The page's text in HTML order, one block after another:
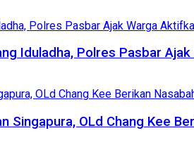
Iduladha, Polres Pasbar
Singapura, OLd Chang Kee